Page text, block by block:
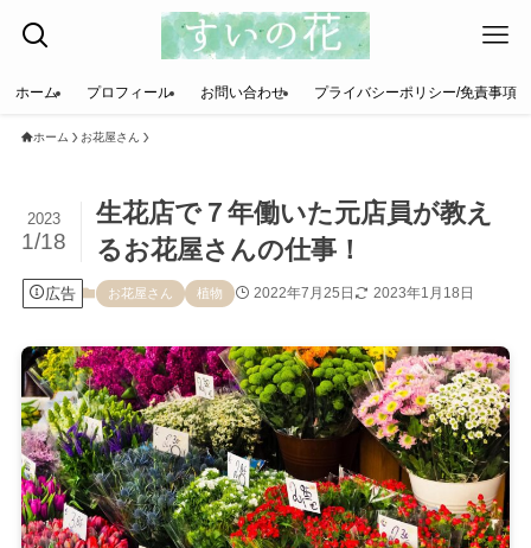
ホーム プロフィール お問い合わせ プライバシーポリシー/免責事項
ホーム お花屋さん
生花店で７年働いた元店員が教え
るお花屋さんの仕事！
2023
1/18
広告 お花屋さん 植物 2022年7月25日 2023年1月18日